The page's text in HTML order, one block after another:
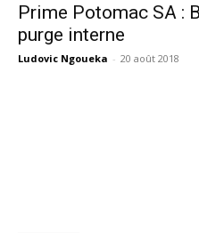
Prime Potomac SA :
purge interne
Ludovic Ngoueka - 20 août 2018